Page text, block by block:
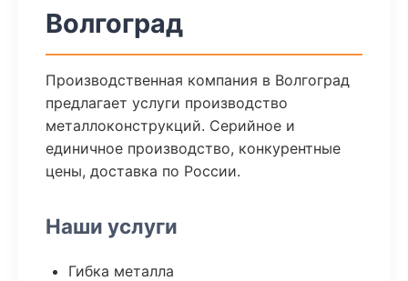
Волгоград
Производственная компания в Волгоград
предлагает услуги производство
металлоконструкций. Серийное и
единичное производство, конкурентные
цены, доставка по России.
Наши услуги
Гибка металла